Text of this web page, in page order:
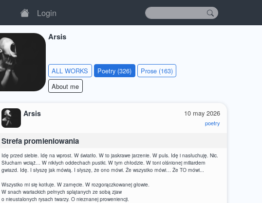
Login
Arsis
ALL WORKS Poetry (326)
Prose (163)
About me
10 may 2026
poetry
Arsis
Strefa promieniowania
Idę przed siebie. Idę na wprost. W światło. W to jaskrawe jarzenie. W puls. Idę i nasłuchuję. Nic.
Słucham wciąż… W nikłych oddechach pustki. W tym chłodzie. W toni olśnionej miliardem
gwiazd. Idę. I słyszę jak mówią. I słyszę, że ono mówi. Że wszystko mówi… Że TO mówi...
Wszystko mi się kotłuje. W zamęcie. W rozgorączkowanej głowie.
W snach wariackich pełnych splątanych ze sobą zjaw
o nieustalonych rysach twarzy. O nieznanej proweniencji.